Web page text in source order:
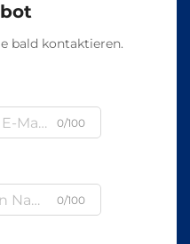
bald kontaktieren.
0/100
0/100